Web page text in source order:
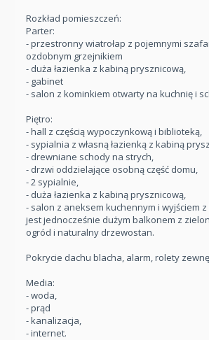
Rozkład pomieszczeń:
Parter:
- przestronny wiatrołap z pojemnymi
ozdobnym grzejnikiem
- duża łazienka z kabiną prysznicową,
- gabinet
- salon z kominkiem otwarty na kuchnię i
Piętro:
- hall z częścią wypoczynkową i biblioteką,
- sypialnia z własną łazienką z kabiną
- drewniane schody na strych,
- drzwi oddzielające osobną część domu,
- 2 sypialnie,
- duża łazienka z kabiną prysznicową,
- salon z aneksem kuchennym i wyjściem
jest jednocześnie dużym balkonem z
ogród i naturalny drzewostan.
Pokrycie dachu blacha, alarm, rolety
Media:
- woda,
- prąd
- kanalizacja,
- internet.